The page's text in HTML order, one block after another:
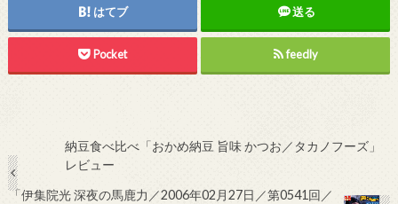
はてブ 送る
Pocket feedly
納豆食べ比べ「おかめ納豆 旨味 かつお／タカノフーズ」
レビュー
「伊集院光 深夜の馬鹿力／2006年02月27日／第0541回／